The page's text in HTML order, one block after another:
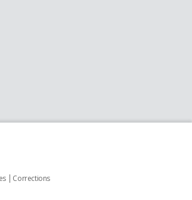
Corrections